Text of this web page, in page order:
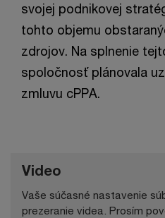
svojej podnikovej
tohto objemu
zdrojov. Na splnenie
spoločnosť plánovala
zmluvu cPPA.
Video
Vaše súčasné nastavenie
prezeranie videa. Prosím